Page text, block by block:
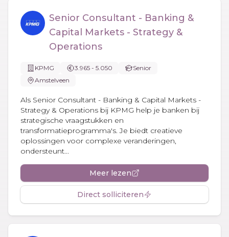
Senior Consultant - Banking &
Capital Markets - Strategy &
Operations
KPMG 3.965 - 5.050
Senior
Amstelveen
Als Senior Consultant - Banking & Capital Markets -
Strategy & Operations bij KPMG help je banken bij
strategische vraagstukken en
transformatieprogramma's. Je biedt creatieve
oplossingen voor complexe veranderingen,
ondersteunt...
Meer lezen
Direct solliciteren